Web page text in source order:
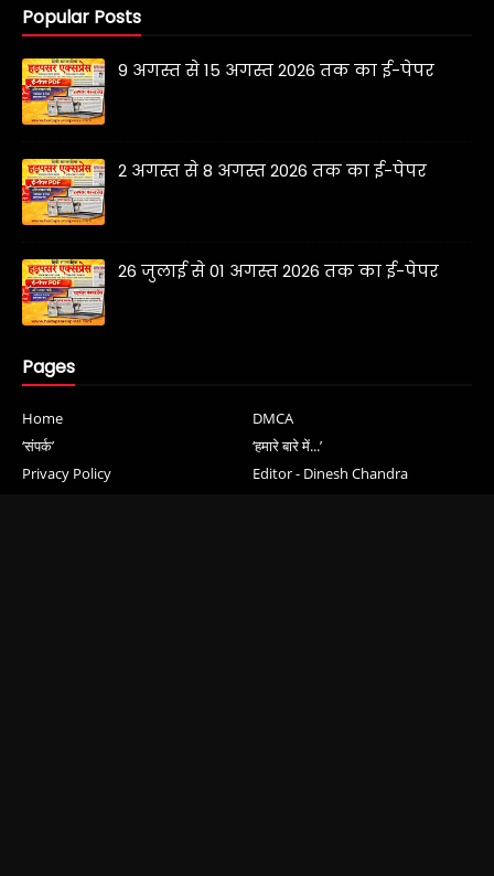
Popular Posts
9 अगस्त से 15 अगस्त 2026 तक का ई-पेपर
2 अगस्त से 8 अगस्त 2026 तक का ई-पेपर
26 जुलाई से 01 अगस्त 2026 तक का ई-पेपर
Pages
Home
DMCA
‘संपर्क’
‘हमारे बारे में...’
Privacy Policy
Editor - Dinesh Chandra